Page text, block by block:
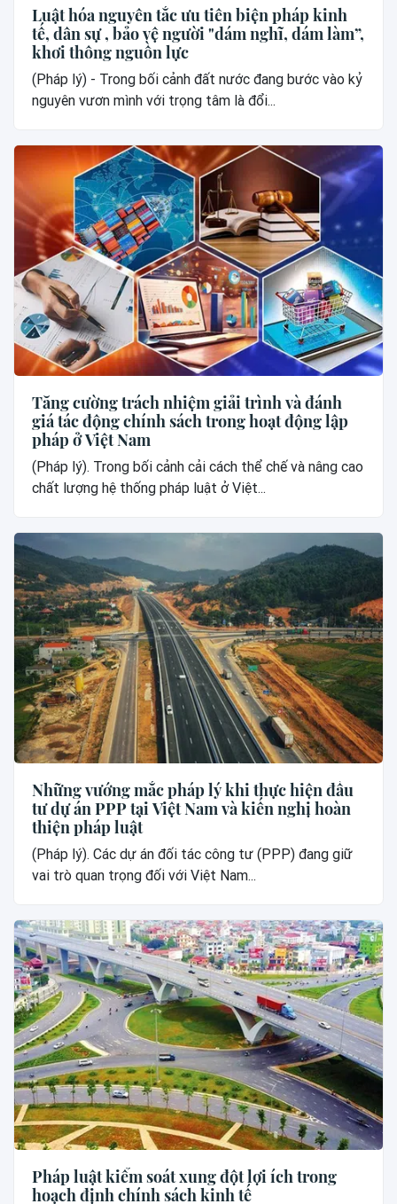
Luật hóa nguyên tắc ưu tiên biện pháp kinh
tế, dân sự , bảo vệ người "dám nghĩ, dám làm”,
khơi thông nguồn lực
(Pháp lý) - Trong bối cảnh đất nước đang bước vào kỷ
nguyên vươn mình với trọng tâm là đổi...
Tăng cường trách nhiệm giải trình và đánh
giá tác động chính sách trong hoạt động lập
pháp ở Việt Nam
(Pháp lý). Trong bối cảnh cải cách thể chế và nâng cao
chất lượng hệ thống pháp luật ở Việt...
Những vướng mắc pháp lý khi thực hiện đầu
tư dự án PPP tại Việt Nam và kiến nghị hoàn
thiện pháp luật
(Pháp lý). Các dự án đối tác công tư (PPP) đang giữ
vai trò quan trọng đối với Việt Nam...
Pháp luật kiểm soát xung đột lợi ích trong
hoạch định chính sách kinh tế